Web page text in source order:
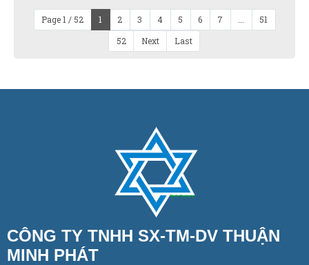
Page 1 / 52 1 2 3 4 5 6 7
51
52
Next Last
CÔNG TY TNHH SX-TM-DV THUẬN
MINH PHÁT